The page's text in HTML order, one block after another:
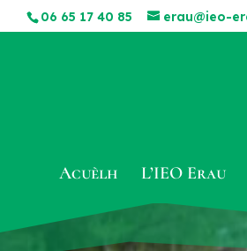
06 65 17 40 85 erau@ieo-
Acuèlh L’IEO Erau